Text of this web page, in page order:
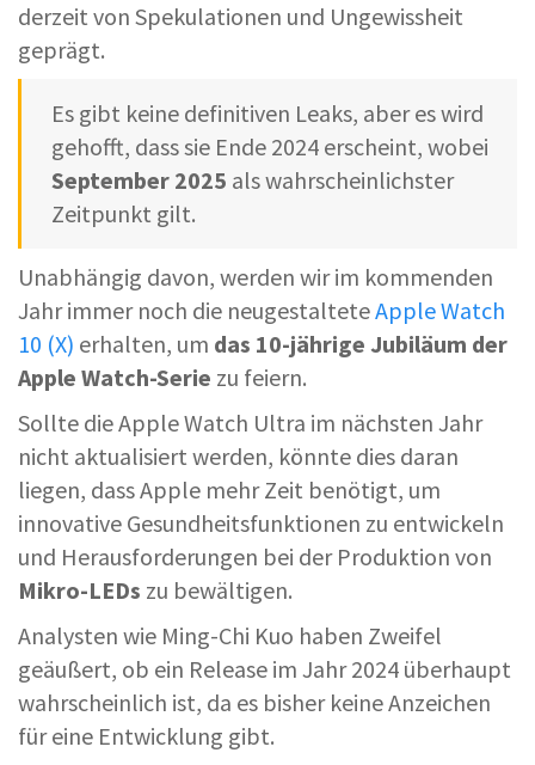
derzeit von Spekulationen und Ungewissheit
geprägt.
Es gibt keine definitiven Leaks, aber es wird
gehofft, dass sie Ende 2024 erscheint, wobei
September 2025 als wahrscheinlichster
Zeitpunkt gilt.
Unabhängig davon, werden wir im kommenden
Jahr immer noch die neugestalteteApple Watch
10 (X) erhalten, um das 10-jährige Jubiläum der
Apple Watch-Serie zu feiern.
Sollte die Apple Watch Ultra im nächsten Jahr
nicht aktualisiert werden, könnte dies daran
liegen, dass Apple mehr Zeit benötigt, um
innovative Gesundheitsfunktionen zu entwickeln
und Herausforderungen bei der Produktion von
Mikro-LEDs zu bewältigen.
Analysten wie Ming-Chi Kuo haben Zweifel
geäußert, ob ein Release im Jahr 2024 überhaupt
wahrscheinlich ist, da es bisher keine Anzeichen
für eine Entwicklung gibt.